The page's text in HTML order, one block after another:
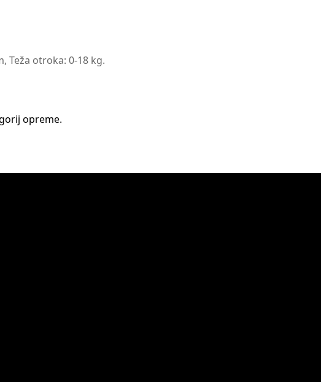
Teža otroka: 0-18 kg.
opreme.